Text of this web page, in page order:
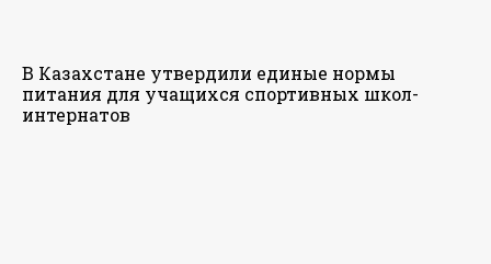
В Казахстане утвердили единые нормы
питания для учащихся спортивных школ-
интернатов